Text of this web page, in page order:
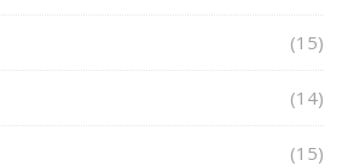
(15)
(14)
(15)